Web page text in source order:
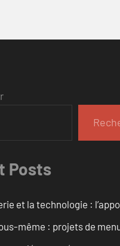
Posts
et la technologie :
même : projets de